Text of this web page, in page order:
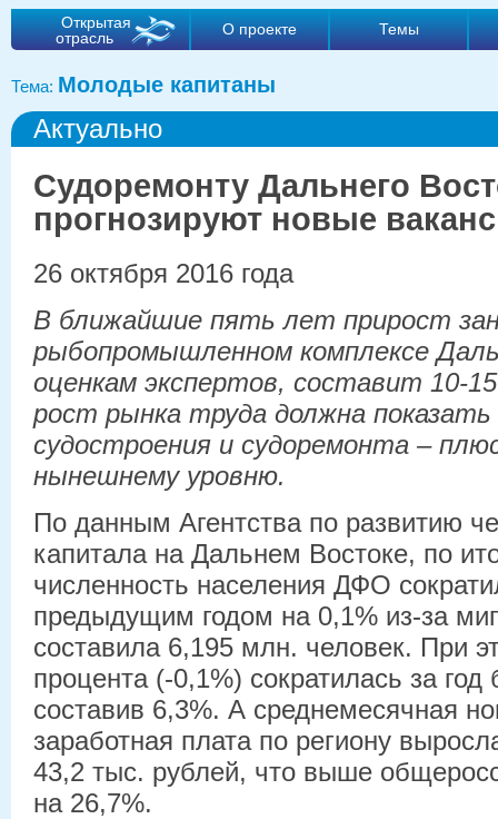
Открытая
отрасль
О проекте Темы
Тема: Молодые капитаны
Актуально
Судоремонту Дальнего
прогнозируют новые
26 октября 2016 года
В ближайшие пять лет прирост
рыбопромышленном комплексе
оценкам экспертов, составит 10-
рост рынка труда должна
судостроения и судоремонта –
нынешнему уровню.
По данным Агентства по развитию
капитала на Дальнем Востоке, по
численность населения ДФО
предыдущим годом на 0,1% из-за
составила 6,195 млн. человек. При
процента (-0,1%) сократилась за год
составив 6,3%. А среднемесячная
заработная плата по региону
43,2 тыс. рублей, что выше
на 26,7%.